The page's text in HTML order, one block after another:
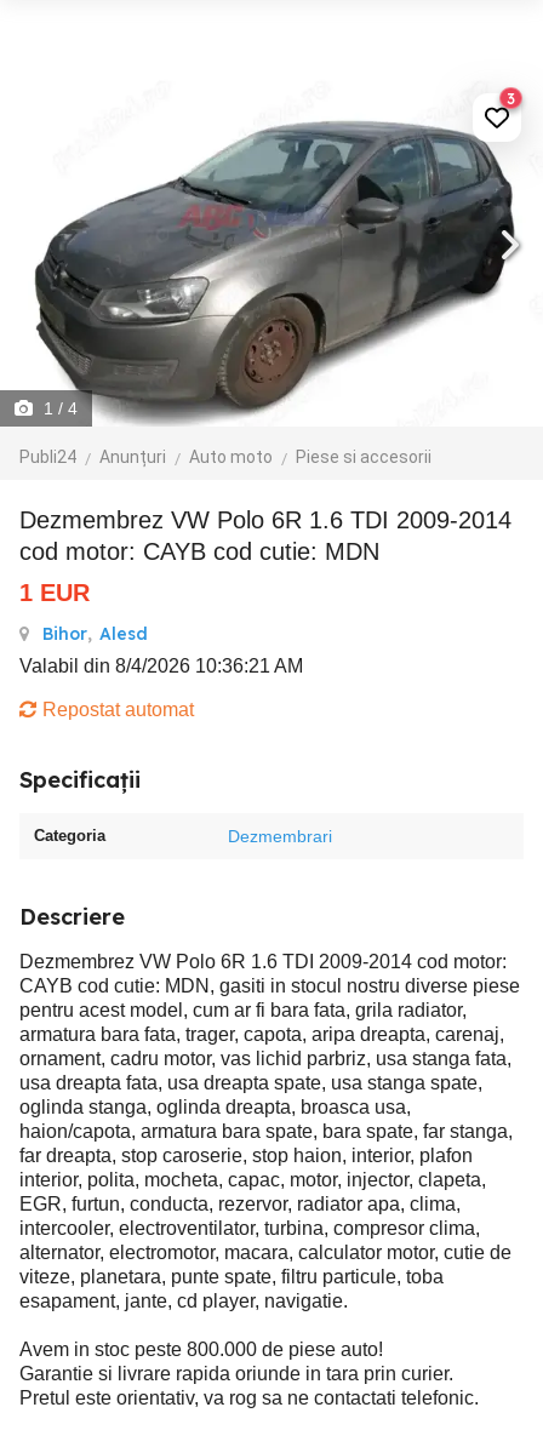
1 / 4
Publi24 Anunțuri Auto moto Piese si accesorii
3
Dezmembrez VW Polo 6R 1.6 TDI 2009-2014
cod motor: CAYB cod cutie: MDN
1 EUR
Bihor, Alesd
Valabil din 8/4/2026 10:36:21 AM
Repostat automat
Specificații
Categoria Dezmembrari
Descriere
Dezmembrez VW Polo 6R 1.6 TDI 2009-2014 cod motor:
CAYB cod cutie: MDN, gasiti in stocul nostru diverse piese
pentru acest model, cum ar fi bara fata, grila radiator,
armatura bara fata, trager, capota, aripa dreapta, carenaj,
ornament, cadru motor, vas lichid parbriz, usa stanga fata,
usa dreapta fata, usa dreapta spate, usa stanga spate,
oglinda stanga, oglinda dreapta, broasca usa,
haion/capota, armatura bara spate, bara spate, far stanga,
far dreapta, stop caroserie, stop haion, interior, plafon
interior, polita, mocheta, capac, motor, injector, clapeta,
EGR, furtun, conducta, rezervor, radiator apa, clima,
intercooler, electroventilator, turbina, compresor clima,
alternator, electromotor, macara, calculator motor, cutie de
viteze, planetara, punte spate, filtru particule, toba
esapament, jante, cd player, navigatie.
Avem in stoc peste 800.000 de piese auto!
Garantie si livrare rapida oriunde in tara prin curier.
Pretul este orientativ, va rog sa ne contactati telefonic.